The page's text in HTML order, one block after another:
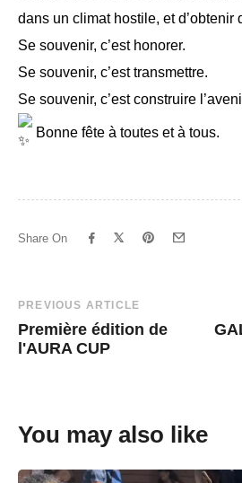
dans un climat hostile, et d’obtenir
Se souvenir, c’est honorer.
Se souvenir, c’est transmettre.
Se souvenir, c’est construire
Bonne fête à toutes et à tous.
Share On
Post
Navigation
PREVIOUS ARTICLE
Première édition de
l'AURA CUP
You may also like